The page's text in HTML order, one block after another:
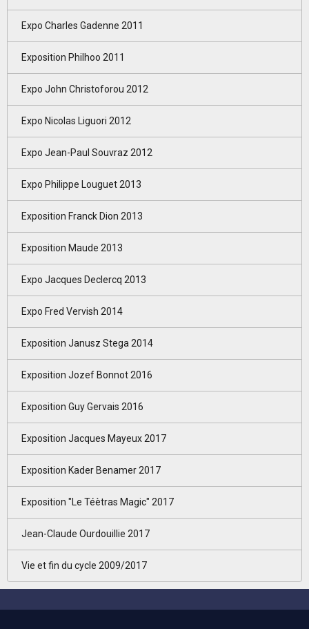
Expo Charles Gadenne 2011
Exposition Philhoo 2011
Expo John Christoforou 2012
Expo Nicolas Liguori 2012
Expo Jean-Paul Souvraz 2012
Expo Philippe Louguet 2013
Exposition Franck Dion 2013
Exposition Maude 2013
Expo Jacques Declercq 2013
Expo Fred Vervish 2014
Exposition Janusz Stega 2014
Exposition Jozef Bonnot 2016
Exposition Guy Gervais 2016
Exposition Jacques Mayeux 2017
Exposition Kader Benamer 2017
Exposition "Le Téètras Magic" 2017
Jean-Claude Ourdouillie 2017
Vie et fin du cycle 2009/2017